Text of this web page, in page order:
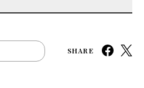
SHARE